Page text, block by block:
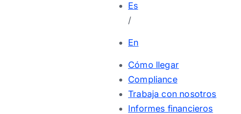
Es
/
En
Cómo llegar
Compliance
Trabaja con nosotros
Informes financieros